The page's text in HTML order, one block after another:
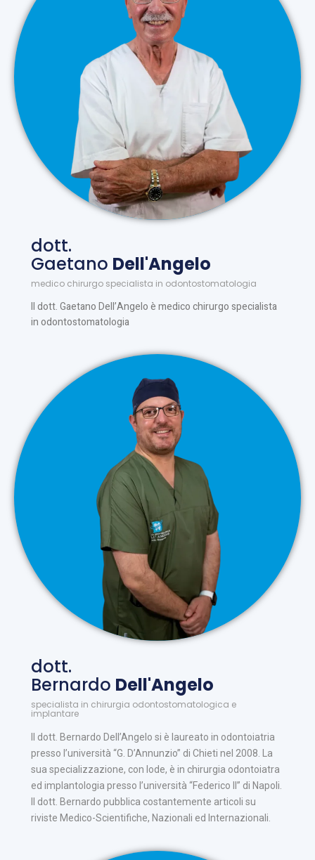
dott.
Gaetano Dell'Angelo
medico chirurgo specialista in odontostomatologia
Il dott. Gaetano Dell’Angelo è medico chirurgo specialista
in odontostomatologia
dott.
Bernardo Dell'Angelo
specialista in chirurgia odontostomatologica e
implantare
Il dott. Bernardo Dell’Angelo si è laureato in odontoiatria
presso l’università “G. D’Annunzio” di Chieti nel 2008. La
sua specializzazione, con lode, è in chirurgia odontoiatra
ed implantologia presso l’università “Federico II” di Napoli.
Il dott. Bernardo pubblica costantemente articoli su
riviste Medico-Scientifiche, Nazionali ed Internazionali.